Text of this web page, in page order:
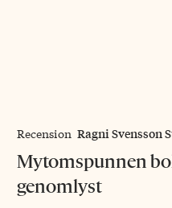
Recension Ragni Svensson
Mytomspunnen
genomlyst